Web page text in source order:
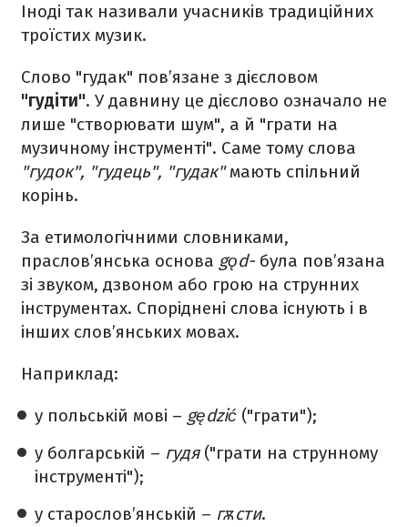
Іноді так називали учасників традиційних
троїстих музик.
Слово "гудак" пов’язане з дієсловом
"гудіти". У давнину це дієслово означало не
лише "створювати шум", а й "грати на
музичному інструменті". Саме тому слова
"гудок", "гудець", "гудак"мають спільний
корінь.
За етимологічними словниками,
праслов’янська основа gǫd- була пов’язана
зі звуком, дзвоном або грою на струнних
інструментах. Споріднені слова існують і в
інших слов’янських мовах.
Наприклад:
у польській мові – gędzić ("грати");
у болгарській – гудя("грати на струнному
інструменті");
у старослов’янській – гѫсти.